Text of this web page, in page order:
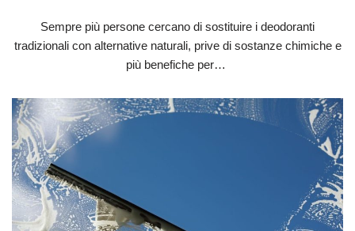
Sempre più persone cercano di sostituire i deodoranti
tradizionali con alternative naturali, prive di sostanze chimiche e
più benefiche per…